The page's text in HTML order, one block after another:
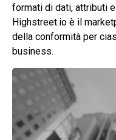
formati di dati, attributi
Highstreet.io è il
della conformità per
business.